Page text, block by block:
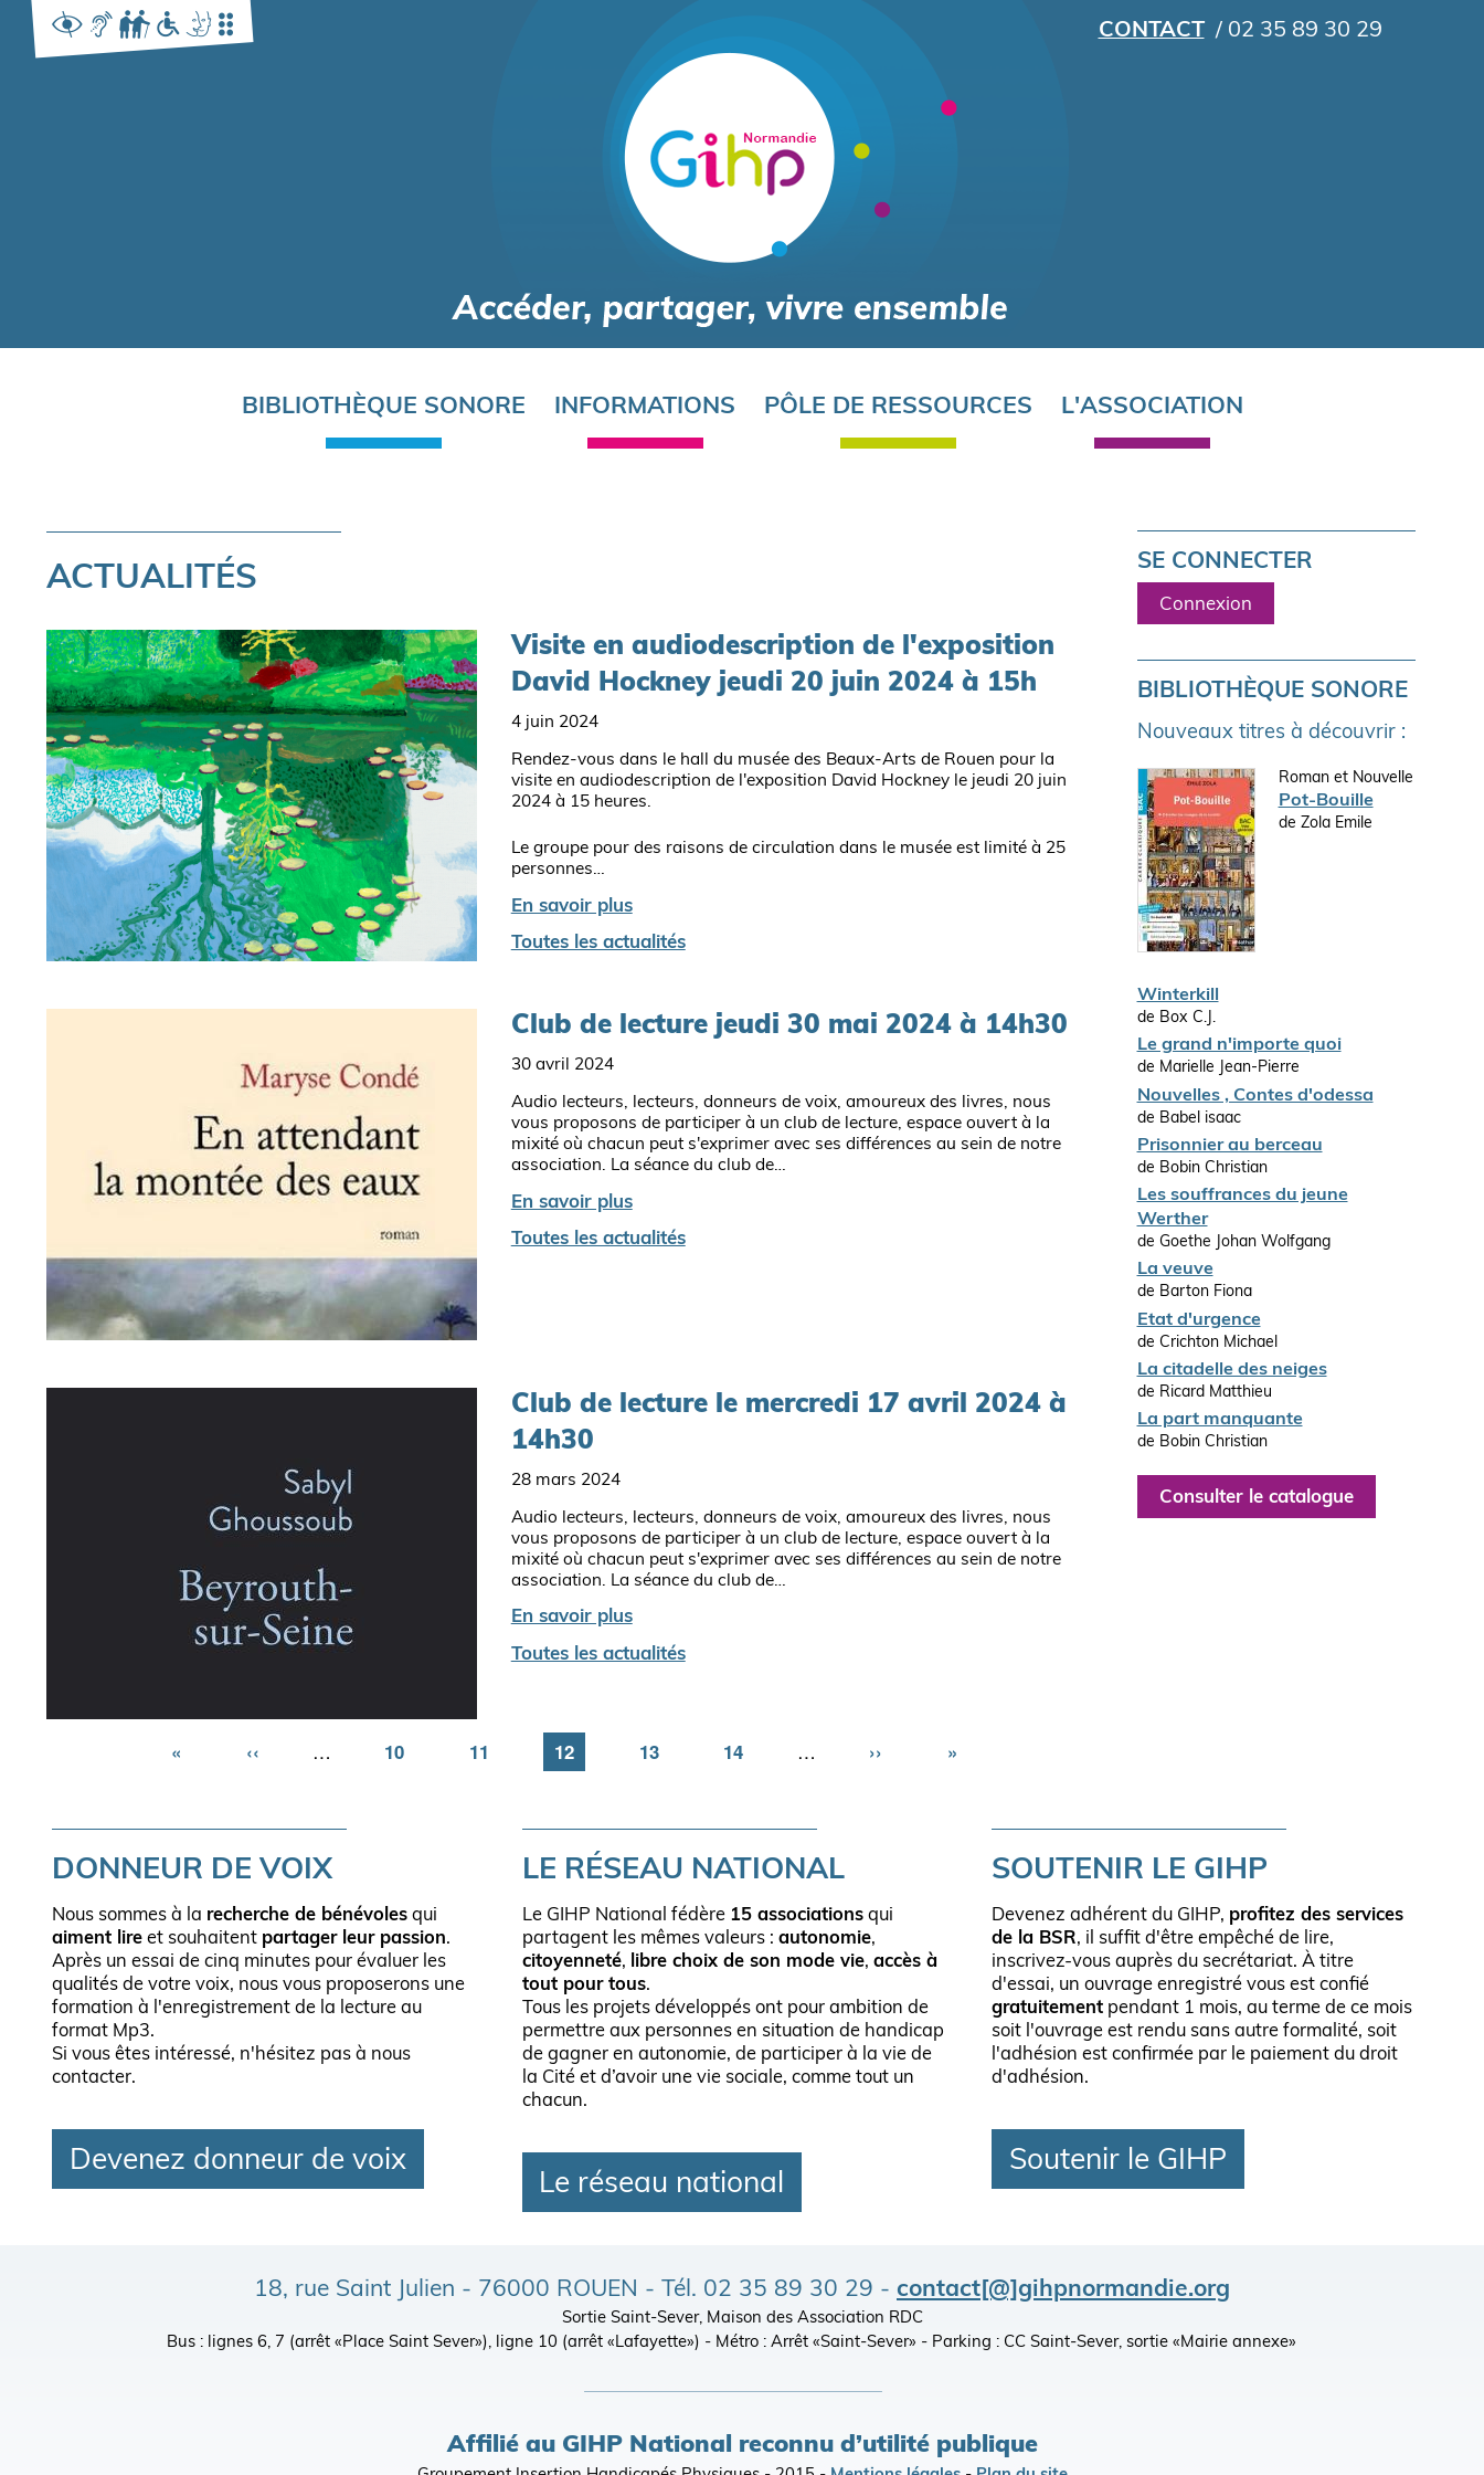
contenu
principal
CONTACT/ 02 35 89 30 29
BIBLIOTHÈQUE SONORE INFORMATIONS PÔLE DE RESSOURCES L'ASSOCIATION
ACTUALITÉS
Visite en audiodescription de l'exposition
David Hockney jeudi 20 juin 2024 à 15h
4 juin 2024
Rendez-vous dans le hall du musée des Beaux-Arts de Rouen pour la
visite en audiodescription de l'exposition David Hockney le jeudi 20 juin
2024 à 15 heures.
Le groupe pour des raisons de circulation dans le musée est limité à 25
personnes…
En savoir plus
Toutes les actualités
Club de lecture jeudi 30 mai 2024 à 14h30
30 avril 2024
Audio lecteurs, lecteurs, donneurs de voix, amoureux des livres, nous
vous proposons de participer à un club de lecture, espace ouvert à la
mixité où chacun peut s'exprimer avec ses différences au sein de notre
association. La séance du club de…
En savoir plus
Toutes les actualités
Club de lecture le mercredi 17 avril 2024 à
14h30
28 mars 2024
Audio lecteurs, lecteurs, donneurs de voix, amoureux des livres, nous
vous proposons de participer à un club de lecture, espace ouvert à la
mixité où chacun peut s'exprimer avec ses différences au sein de notre
association. La séance du club de…
En savoir plus
Toutes les actualités
Pagination
Première
«
Page
‹‹ … Page
10 Page
11 Page
12 Page
13 Page
14 …
Page
››
Dernière
»
SE CONNECTER
Connexion
BIBLIOTHÈQUE SONORE
Nouveaux titres à découvrir :
Roman et Nouvelle
Pot-Bouille
de Zola Emile
Winterkill
de Box C.J.
Le grand n'importe quoi
de Marielle Jean-Pierre
Nouvelles , Contes d'odessa
de Babel isaac
Prisonnier au berceau
de Bobin Christian
Les souffrances du jeune
Werther
de Goethe Johan Wolfgang
La veuve
de Barton Fiona
Etat d'urgence
de Crichton Michael
La citadelle des neiges
de Ricard Matthieu
La part manquante
de Bobin Christian
Consulter le catalogue
DONNEUR DE VOIX
Nous sommes à la recherche de bénévoles qui
aiment lire et souhaitent partager leur passion.
Après un essai de cinq minutes pour évaluer les
qualités de votre voix, nous vous proposerons une
formation à l'enregistrement de la lecture au
format Mp3.
Si vous êtes intéressé, n'hésitez pas à nous
contacter.
Devenez donneur de voix
LE RÉSEAU NATIONAL
Le GIHP National fédère 15 associationsqui
partagent les mêmes valeurs : autonomie,
citoyenneté, libre choix de son mode vie, accès à
tout pour tous.
Tous les projets développés ont pour ambition de
permettre aux personnes en situation de handicap
de gagner en autonomie, de participer à la vie de
la Cité et d’avoir une vie sociale, comme tout un
chacun.
Le réseau national
SOUTENIR LE GIHP
Devenez adhérent du GIHP, profitez des services
de la BSR, il suffit d'être empêché de lire,
inscrivez-vous auprès du secrétariat. À titre
d'essai, un ouvrage enregistré vous est confié
gratuitement pendant 1 mois, au terme de ce mois
soit l'ouvrage est rendu sans autre formalité, soit
l'adhésion est confirmée par le paiement du droit
d'adhésion.
Soutenir le GIHP
18, rue Saint Julien - 76000 ROUEN - Tél. 02 35 89 30 29 - contact[@]gihpnormandie.org
Sortie Saint-Sever, Maison des Association RDC
Bus : lignes 6, 7 (arrêt «Place Saint Sever»), ligne 10 (arrêt «Lafayette») - Métro : Arrêt «Saint-Sever» - Parking : CC Saint-Sever, sortie «Mairie annexe»
Affilié au GIHP National reconnu d’utilité publique